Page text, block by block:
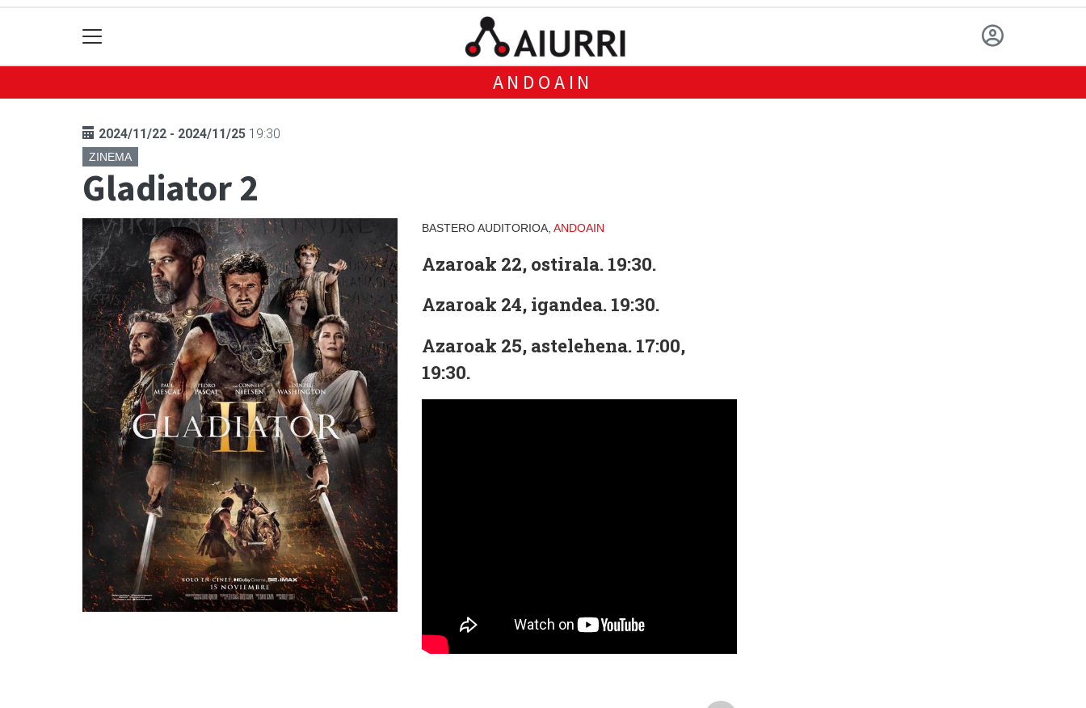
ANDOAIN
2024/11/22 - 2024/11/25 19:30
ZINEMA
Gladiator 2
BASTERO AUDITORIOA, ANDOAIN
Azaroak 22, ostirala. 19:30.
Azaroak 24, igandea. 19:30.
Azaroak 25, astelehena. 17:00,
19:30.